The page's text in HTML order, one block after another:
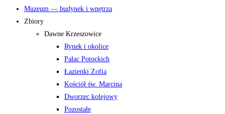
Muzeum — budynek i wnętrza
Zbiory
Dawne Krzeszowice
Rynek i okolice
Pałac Potockich
Łazienki Zofia
Kościół św. Marcina
Dworzec kolejowy
Pozostałe